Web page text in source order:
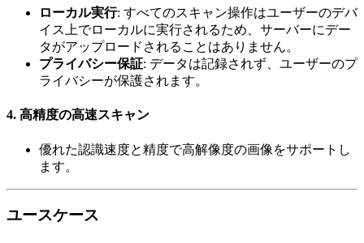
ローカル実行: すべてのスキャン操作はユーザーのデバ
イス上でローカルに実行されるため、サーバーにデー
タがアップロードされることはありません。
プライバシー保証: データは記録されず、ユーザーのプ
ライバシーが保護されます。
4. 高精度の高速スキャン
優れた認識速度と精度で高解像度の画像をサポートし
ます。
ユースケース